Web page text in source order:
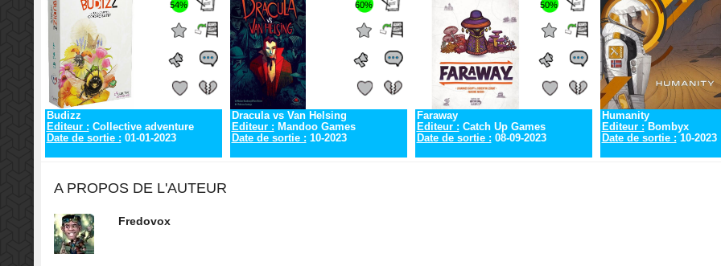
54%
Budizz
Editeur : Collective adventure
Date de sortie : 01-01-2023
60%
Dracula vs Van Helsing
Editeur : Mandoo Games
Date de sortie : 10-2023
50%
Faraway
Editeur : Catch Up Games
Date de sortie : 08-09-2023
Humanity
Editeur : Bombyx
Date de sortie : 10-2023
A PROPOS DE L'AUTEUR
Fredovox